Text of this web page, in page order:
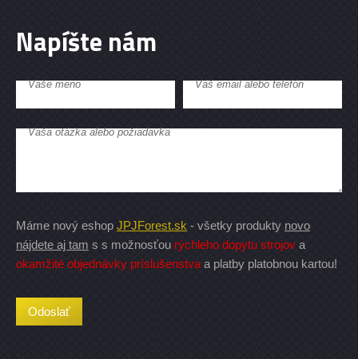
Napíšte nám
Vaše meno Váš email alebo telefón
Vaša otázka alebo požiadavka
Máme nový eshop JPJForest.sk - všetky produkty novo
nájdete aj tam s s možnosťou rýchleho dopytu strojov a
okamžité objednávky príslušenstva a platby platobnou kartou!